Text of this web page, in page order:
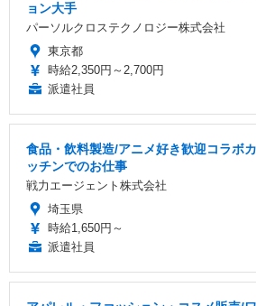
ョン大手
パーソルクロステクノロジー株式会社
東京都
時給2,350円～2,700円
派遣社員
食品・飲料製造/アニメ好き歓迎コラボ
ッチンでのお仕事
戦力エージェント株式会社
埼玉県
時給1,650円～
派遣社員